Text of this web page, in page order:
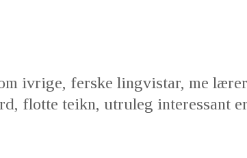
ivrige, ferske lingvistar, me
flotte teikn, utruleg interessant